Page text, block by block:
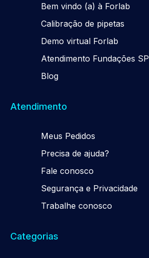
Bem vindo (a) à Forlab
Calibração de pipetas
Demo virtual Forlab
Atendimento Fundações SP
Blog
Atendimento
Meus Pedidos
Precisa de ajuda?
Fale conosco
Segurança e Privacidade
Trabalhe conosco
Categorias